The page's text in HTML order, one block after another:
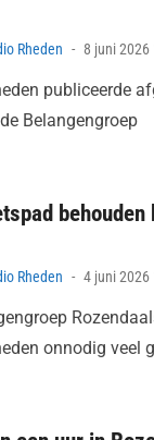
Rheden
Posted
8 juni 2026
publiceerde
Belangengroep
behouden
Rheden
Posted
4 juni 2026
onnodig veel